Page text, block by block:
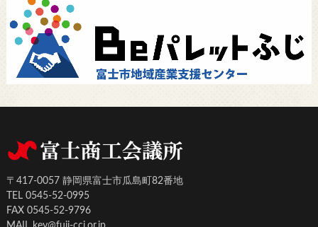
〒417-0057 静岡県富士市瓜島町82番地
TEL 0545-52-0995
FAX 0545-52-9796